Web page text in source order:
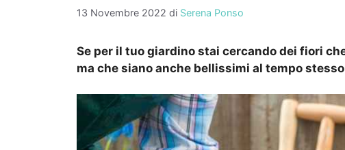
13 Novembre 2022 di Serena Ponso
Se per il tuo giardino stai cercando dei fiori
ma che siano anche bellissimi al tempo